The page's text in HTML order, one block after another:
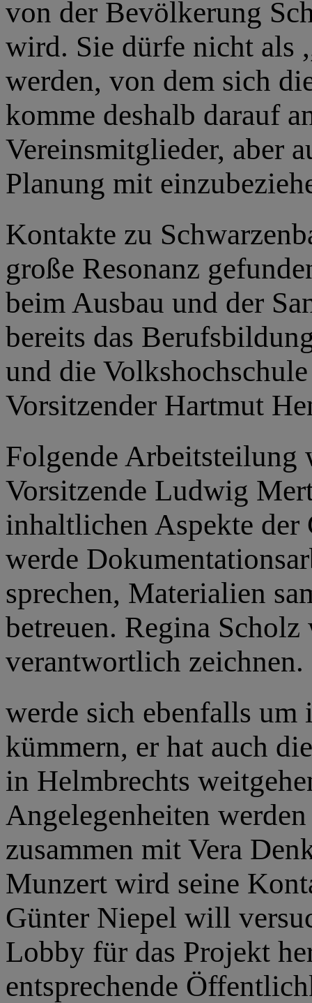
von der Bevölkerung
wird. Sie dürfe nicht als
werden, von dem sich
komme deshalb darauf
Vereinsmitglieder, aber
Planung mit
Kontakte zu
große Resonanz
beim Ausbau und der
bereits das
und die
Vorsitzender Hartmut
Folgende Arbeitsteilung
Vorsitzende Ludwig
inhaltlichen Aspekte der
werde
sprechen, Materialien
betreuen. Regina
verantwortlich
werde sich ebenfalls
kümmern, er hat auch
in Helmbrechts
Angelegenheiten
zusammen mit Vera
Munzert wird seine
Günter Niepel will
Lobby für das Projekt
entsprechende